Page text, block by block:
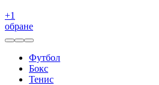
+1
обране
Футбол
Бокс
Тенис